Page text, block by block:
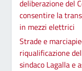
deliberazione del
consentire la
in mezzi elettrici
Strade e
riqualificazione
sindaco Lagalla e